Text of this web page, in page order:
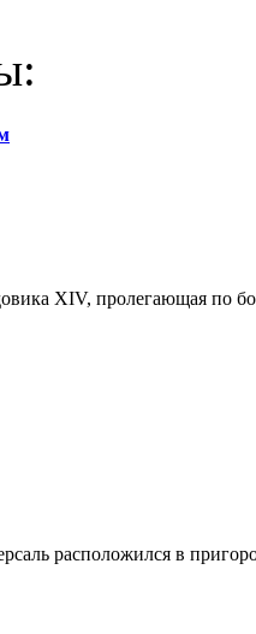
XIV, пролегающая по
расположился в